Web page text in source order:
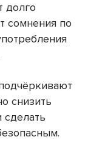
долго
сомнения по
снизить